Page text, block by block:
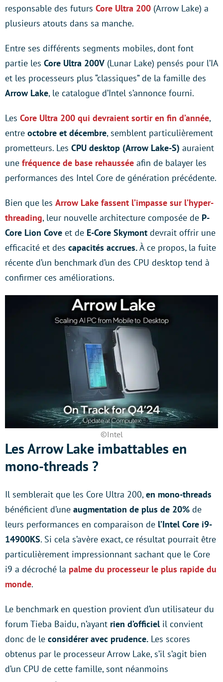
responsable des futurs Core Ultra 200 (Arrow Lake) a
plusieurs atouts dans sa manche.
Entre ses différents segments mobiles, dont font
partie les Core Ultra 200V (Lunar Lake) pensés pour l’IA
et les processeurs plus “classiques” de la famille des
Arrow Lake, le catalogue d’Intel s’annonce fourni.
Les Core Ultra 200 qui devraient sortir en fin d’année,
entre octobre et décembre, semblent particulièrement
prometteurs. Les CPU desktop (Arrow Lake-S) auraient
une fréquence de base rehaussée afin de balayer les
performances des Intel Core de génération précédente.
Bien que les Arrow Lake fassent l’impasse sur l’hyper-
threading, leur nouvelle architecture composée de P-
Core Lion Cove et de E-Core Skymont devrait offrir une
efficacité et des capacités accrues.À ce propos, la fuite
récente d’un benchmark d’un des CPU desktop tend à
confirmer ces améliorations.
©Intel
Les Arrow Lake imbattables en
mono-threads ?
Il semblerait que les Core Ultra 200, en mono-threads
bénéficient d’une augmentation de plus de 20% de
leurs performances en comparaison de l’Intel Core i9-
14900KS. Si cela s’avère exact, ce résultat pourrait être
particulièrement impressionnant sachant que le Core
i9 a décroché la palme du processeur le plus rapide du
monde.
Le benchmark en question provient d’un utilisateur du
forum Tieba Baidu, n’ayant rien d’officiel il convient
donc de le considérer avec prudence. Les scores
obtenus par le processeur Arrow Lake, s’il s’agit bien
d’un CPU de cette famille, sont néanmoins